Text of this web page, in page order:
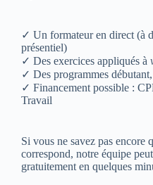
✓ Un formateur en direct (à
présentiel)
✓ Des exercices appliqués à
✓ Des programmes
✓ Financement possible :
Travail
Si vous ne savez pas encore
correspond, notre équipe
gratuitement en quelques